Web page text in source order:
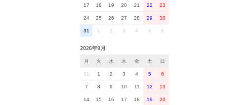
17 18 19 20 21 22 23
24 25 26 27 28 29 30
31 1 2 3 4 5 6
2026年9月
月 火 水 木 金 土 日
31 1 2 3 4 5 6
7 8 9 10 11 12 13
14 15 16 17 18 19 20